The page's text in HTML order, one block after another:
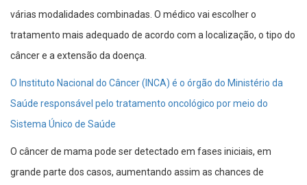
várias modalidades combinadas. O médico vai escolher o
tratamento mais adequado de acordo com a localização, o tipo do
câncer e a extensão da doença.
O Instituto Nacional do Câncer (INCA) é o órgão do Ministério da
Saúde responsável pelo tratamento oncológico por meio do
Sistema Único de Saúde
O câncer de mama pode ser detectado em fases iniciais, em
grande parte dos casos, aumentando assim as chances de